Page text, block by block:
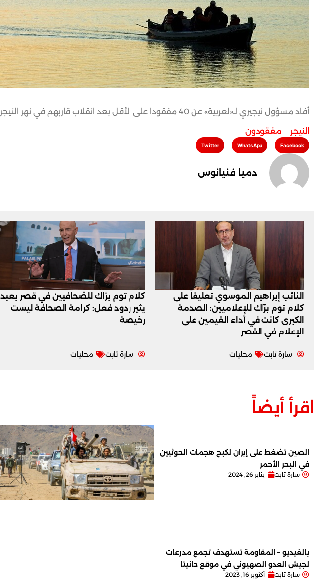
أفاد مسؤول نيجيري لـ«لعربية» عن 40 مفقودا على الأقل بعد انقلاب قاربهم في نهر النيجر شمال غربي البلاد.
النيجر مفقودون
Facebook
WhatsApp
Twitter
دميا فنيانوس
النائب إبراهيم الموسوي تعليقاً على
كلام توم برّاك للإعلاميين: الصدمة
الكبرى كانت في أداء القيمين على
‏الإعلام في القصر
سارة تابت محليات
كلام توم برّاك للصّحافيين في قصر بعبدا
يثير ردود فعل: كرامة الصحافة ليست
رخيصة
سارة تابت محليات
اقرأ أيضاً
الصين تضغط على إيران لكبح هجمات الحوثيين
في البحر الأحمر
سارة تابت يناير 26, 2024
بالفيديو – المقاومة تستهدف تجمع مدرعات
لجيش العدو الصهيوني في موقع حانيتا
سارة تابت أكتوبر 16, 2023